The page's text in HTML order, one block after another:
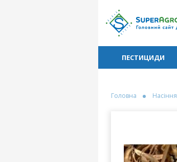
ПЕСТИЦИДИ
Головна Насіння